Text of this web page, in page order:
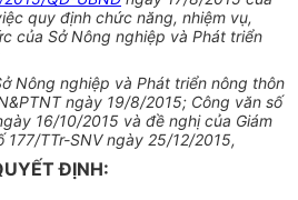
quy định chức năng, nhiệm vụ,
của Sở Nông nghiệp và Phát triển
Nông nghiệp và Phát triển nông thôn
ngày 19/8/2015; Công văn số
16/10/2015 và đề nghị của Giám
177/TTr-SNV ngày 25/12/2015,
ĐỊNH: